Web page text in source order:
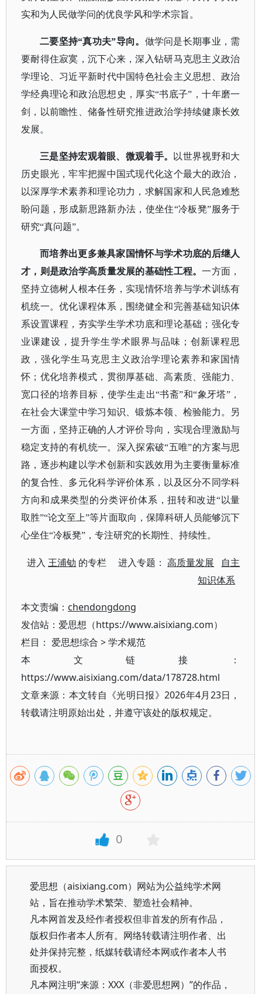
实和为人民做学问的优良学风和学术宗旨。
二要坚持“真功夫”导向。 做学问是长期事业，需
要耐得住寂寞，沉下心来，深入钻研马克思主义政治
学理论、习近平新时代中国特色社会主义思想、政治
学经典理论和政治思想史，厚实“书底子”，十年磨一
剑，以前瞻性、储备性研究推进政治学持续健康长效
发展。
三是坚持宏观着眼、微观着手。
以世界视野和大
历史眼光，牢牢把握中国式现代化这个最大的政治，
以深厚学术素养和理论功力，求解国家和人民急难愁
盼问题，形成新思路新办法，使坐住“冷板凳”服务于
研究“真问题”。
而培养出更多兼具家国情怀与学术功底的后继人
才，则是政治学高质量发展的基础性工程。一方面，
坚持立德树人根本任务，实现情怀培养与学术训练有
机统一。优化课程体系，围绕健全和完善基础知识体
系设置课程，夯实学生学术功底和理论基础；强化专
业课建设，提升学生学术眼界与品味；创新课程思
政，强化学生马克思主义政治学理论素养和家国情
怀；优化培养模式，贯彻厚基础、高素质、强能力、
宽口径的培养目标，使学生走出“书斋”和“象牙塔”，
在社会大课堂中学习知识、锻炼本领、检验能力。另
一方面，坚持正确的人才评价导向，实现合理激励与
稳定支持的有机统一。深入探索破“五唯”的方案与思
路，逐步构建以学术创新和实践效用为主要衡量标准
的复合性、多元化科学评价体系，以及区分不同学科
方向和成果类型的分类评价体系，扭转和改进“以量
取胜”“论文至上”等片面取向，保障科研人员能够沉下
心坐住“冷板凳”，专注研究的长期性、持续性。
进入王浦劬 的专栏 进入专题：高质量发展
自主
知识体系
本文责编： chendongdong
发信站：爱思想（https://www.aisixiang.com）
栏目： 爱思想综合 >学术规范
本文链接：
https://www.aisixiang.com/data/178728.html
文章来源：本文转自《光明日报》2026年4月23日，
转载请注明原始出处，并遵守该处的版权规定。
0
爱思想（aisixiang.com）网站为公益纯学术网
站，旨在推动学术繁荣、塑造社会精神。
凡本网首发及经作者授权但非首发的所有作品，
版权归作者本人所有。网络转载请注明作者、出
处并保持完整，纸媒转载请经本网或作者本人书
面授权。
凡本网注明“来源：XXX（非爱思想网）”的作品，